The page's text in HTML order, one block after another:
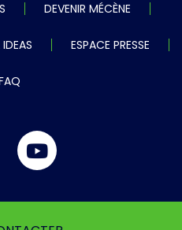
DEVENIR MÉCÈNE
IDEAS ESPACE PRESSE